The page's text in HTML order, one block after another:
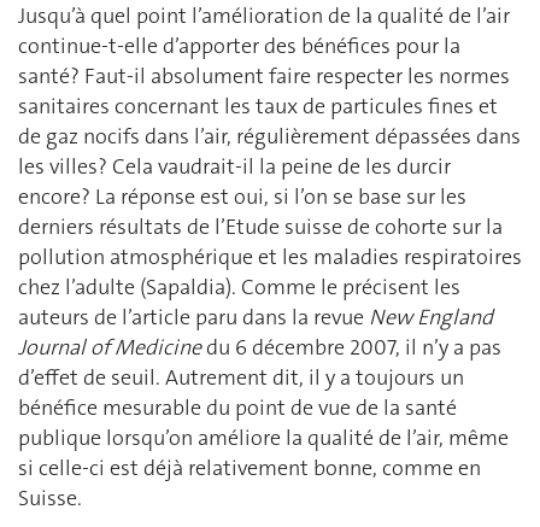
Jusqu’à quel point l’amélioration de la qualité de l’air
continue-t-elle d’apporter des bénéfices pour la
santé? Faut-il absolument faire respecter les normes
sanitaires concernant les taux de particules fines et
de gaz nocifs dans l’air, régulièrement dépassées dans
les villes? Cela vaudrait-il la peine de les durcir
encore? La réponse est oui, si l’on se base sur les
derniers résultats de l’Etude suisse de cohorte sur la
pollution atmosphérique et les maladies respiratoires
chez l’adulte (Sapaldia). Comme le précisent les
auteurs de l’article paru dans la revue New England
Journal of Medicinedu 6 décembre 2007, il n’y a pas
d’effet de seuil. Autrement dit, il y a toujours un
bénéfice mesurable du point de vue de la santé
publique lorsqu’on améliore la qualité de l’air, même
si celle-ci est déjà relativement bonne, comme en
Suisse.